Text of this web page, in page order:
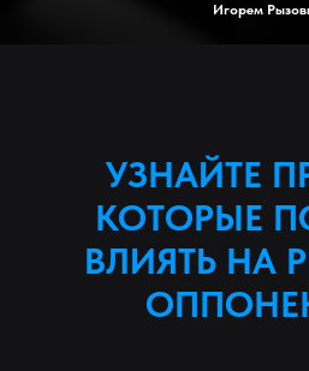
Игорем
УЗНАЙТЕ
КОТОРЫЕ
ВЛИЯТЬ НА